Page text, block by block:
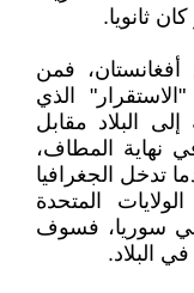
ثانويا.
فمن
الذي
البلاد مقابل
نهاية المطاف،
تدخل الجغرافيا
المتحدة
في سوريا، فسوف
البلاد.